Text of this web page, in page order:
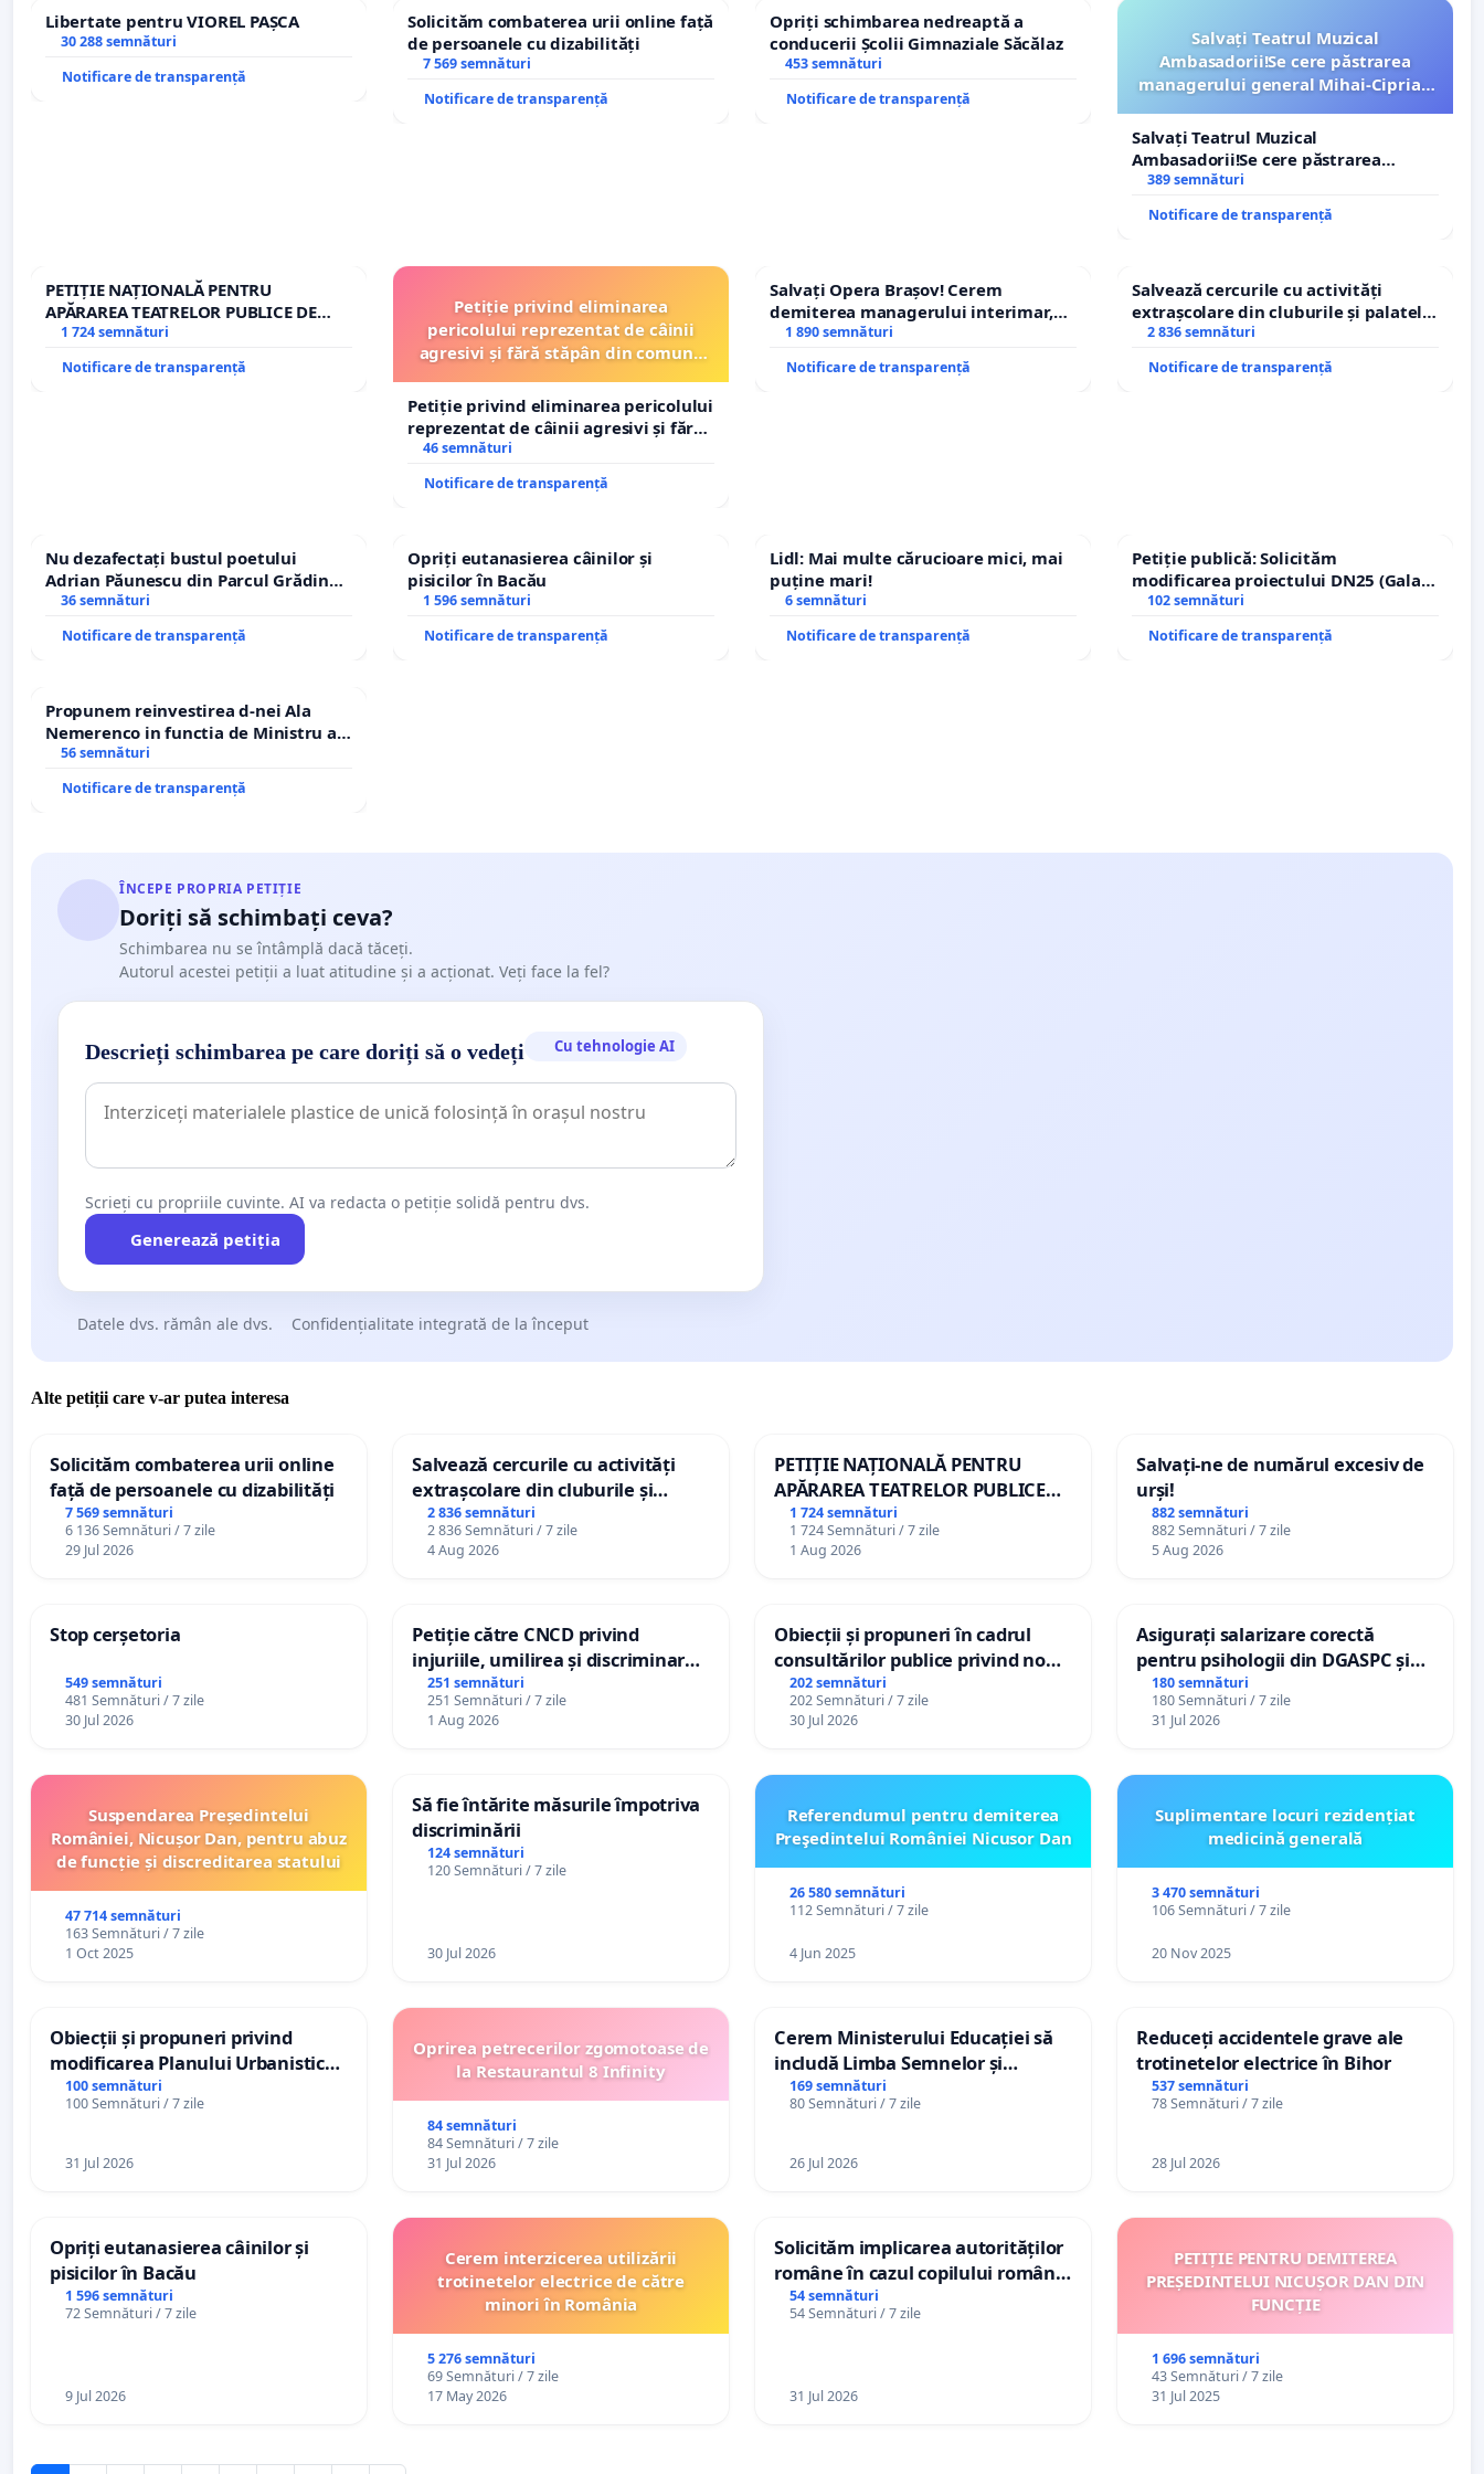
Libertate pentru VIOREL PAȘCA
30 288 semnături
Notificare de transparență
Solicităm combaterea urii online față
de persoanele cu dizabilități
7 569 semnături
Notificare de transparență
Opriți schimbarea nedreaptă a
conducerii Școlii Gimnaziale Săcălaz
453 semnături
Notificare de transparență
Salvați Teatrul Muzical
Ambasadorii!Se cere păstrarea
managerului general Mihai-Ciprian
Salvați Teatrul Muzical
Ambasadorii!Se cere păstrarea
managerului general Mihai-Ciprian
389 semnături
Notificare de transparență
PETIȚIE NAȚIONALĂ PENTRU
APĂRAREA TEATRELOR PUBLICE DE
REPERTORIU DIN ROMÂNIA
1 724 semnături
Notificare de transparență
Petiție privind eliminarea
pericolului reprezentat de câinii
agresivi și fără stăpân din comuna
Petiție privind eliminarea pericolului
reprezentat de câinii agresivi și fără
stăpân din comuna Tunari
46 semnături
Notificare de transparență
Salvați Opera Brașov! Cerem
demiterea managerului interimar,
Petrean Lucian-Marius!
1 890 semnături
Notificare de transparență
Salvează cercurile cu activități
extrașcolare din cluburile și palatele
copiilor
2 836 semnături
Notificare de transparență
Nu dezafectați bustul poetului
Adrian Păunescu din Parcul Grădina
Icoanei! Stop cenzurii culturale!
36 semnături
Notificare de transparență
Opriți eutanasierea câinilor și
pisicilor în Bacău
1 596 semnături
Notificare de transparență
Lidl: Mai multe cărucioare mici, mai
puține mari!
6 semnături
Notificare de transparență
Petiție publică: Solicităm
modificarea proiectului DN25 (Galați
– Hanu Conachi) prin devierea
102 semnături
Notificare de transparență
Propunem reinvestirea d-nei Ala
Nemerenco in functia de Ministru al
Sanatatii
56 semnături
Notificare de transparență
ÎNCEPE PROPRIA PETIȚIE
Doriți să schimbați ceva?
Schimbarea nu se întâmplă dacă tăceți.
Autorul acestei petiții a luat atitudine și a acționat. Veți face la fel?
Descrieți schimbarea pe care doriți să o vedeți Cu tehnologie AI
Scrieți cu propriile cuvinte. AI va redacta o petiție solidă pentru dvs.
Generează petiția
Datele dvs. rămân ale dvs. Confidențialitate integrată de la început
Alte petiții care v-ar putea interesa
Solicităm combaterea urii online
față de persoanele cu dizabilități
7 569 semnături
6 136 Semnături / 7 zile
29 Jul 2026
Salvează cercurile cu activități
extrașcolare din cluburile și
palatele copiilor
2 836 semnături
2 836 Semnături / 7 zile
4 Aug 2026
PETIȚIE NAȚIONALĂ PENTRU
APĂRAREA TEATRELOR PUBLICE
DE REPERTORIU DIN ROMÂNIA
1 724 semnături
1 724 Semnături / 7 zile
1 Aug 2026
Salvați-ne de numărul excesiv de
urși!
882 semnături
882 Semnături / 7 zile
5 Aug 2026
Stop cerșetoria
549 semnături
481 Semnături / 7 zile
30 Jul 2026
Petiție către CNCD privind
injuriile, umilirea și discriminarea
persoanelor cu dizabilități de
către utilizatorul TikTok „Gorici”
251 semnături
251 Semnături / 7 zile
1 Aug 2026
Obiecții și propuneri în cadrul
consultărilor publice privind noul
Plan Urbanistic General (PUG)
Ialoveni
202 semnături
202 Semnături / 7 zile
30 Jul 2026
Asigurați salarizare corectă
pentru psihologii din DGASPC și
spitale
180 semnături
180 Semnături / 7 zile
31 Jul 2026
Suspendarea Președintelui
României, Nicușor Dan, pentru abuz
de funcție și discreditarea statului
47 714 semnături
163 Semnături / 7 zile
1 Oct 2025
Să fie întărite măsurile împotriva
discriminării
124 semnături
120 Semnături / 7 zile
30 Jul 2026
Referendumul pentru demiterea
Preşedintelui României Nicusor Dan
26 580 semnături
112 Semnături / 7 zile
4 Jun 2025
Suplimentare locuri rezidențiat
medicină generală
3 470 semnături
106 Semnături / 7 zile
20 Nov 2025
Obiecții și propuneri privind
modificarea Planului Urbanistic
General al orașului Ialoveni
100 semnături
100 Semnături / 7 zile
31 Jul 2026
Oprirea petrecerilor zgomotoase de
la Restaurantul 8 Infinity
84 semnături
84 Semnături / 7 zile
31 Jul 2026
Cerem Ministerului Educației să
includă Limba Semnelor și
alfabetul Braille în școlile din
Republica Moldova!
169 semnături
80 Semnături / 7 zile
26 Jul 2026
Reduceți accidentele grave ale
trotinetelor electrice în Bihor
537 semnături
78 Semnături / 7 zile
28 Jul 2026
Opriți eutanasierea câinilor și
pisicilor în Bacău
1 596 semnături
72 Semnături / 7 zile
9 Jul 2026
Cerem interzicerea utilizării
trotinetelor electrice de către
minori în România
5 276 semnături
69 Semnături / 7 zile
17 May 2026
Solicităm implicarea autorităților
române în cazul copilului român
Wiliam Kristian Gheorghe, aflat în
plasament în Danemarca de 12
54 semnături
54 Semnături / 7 zile
31 Jul 2026
PETIȚIE PENTRU DEMITEREA
PREȘEDINTELUI NICUȘOR DAN DIN
FUNCȚIE
1 696 semnături
43 Semnături / 7 zile
31 Jul 2025